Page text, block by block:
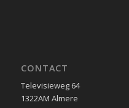
CONTACT
Televisieweg 64
1322AM Almere